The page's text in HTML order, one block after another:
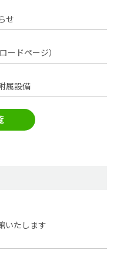
せ
ードページ）
属設備
いたします